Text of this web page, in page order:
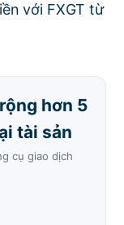
với FXGT từ
hơn 5
tài sản
cụ giao dịch